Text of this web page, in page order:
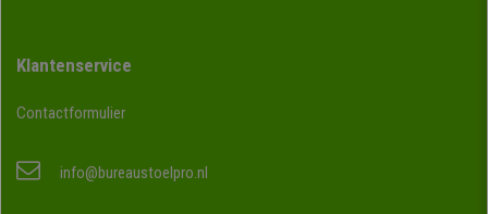
Klantenservice
Contactformulier
info@bureaustoelpro.nl